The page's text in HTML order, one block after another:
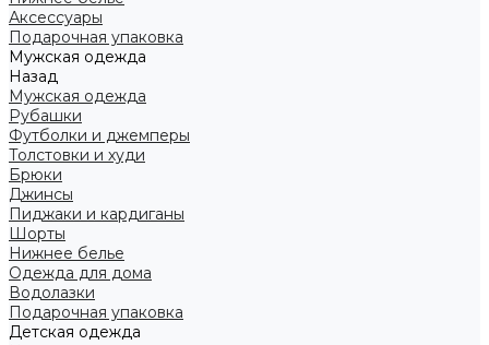
Аксессуары
Подарочная упаковка
Мужская одежда
Назад
Мужская одежда
Рубашки
Футболки и джемперы
Толстовки и худи
Брюки
Джинсы
Пиджаки и кардиганы
Шорты
Нижнее белье
Одежда для дома
Водолазки
Подарочная упаковка
Детская одежда